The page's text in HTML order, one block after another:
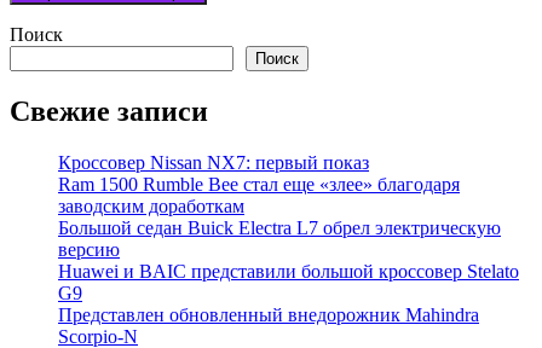
Поиск
Поиск
Свежие записи
Кроссовер Nissan NX7: первый показ
Ram 1500 Rumble Bee стал еще «злее» благодаря
заводским доработкам
Большой седан Buick Electra L7 обрел электрическую
версию
Huawei и BAIC представили большой кроссовер Stelato
G9
Представлен обновленный внедорожник Mahindra
Scorpio-N